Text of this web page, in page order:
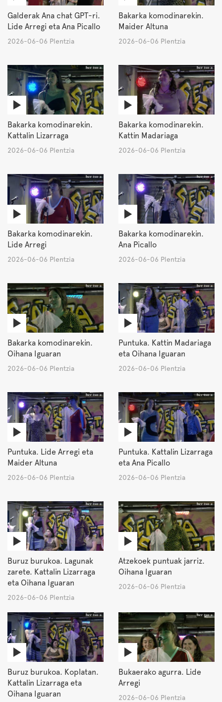
Galderak Ana chat GPT-ri.
Lide Arregi eta Ana Picallo
2026-06-06 Plentzia
Bakarka komodinarekin.
Maider Altuna
2026-06-06 Plentzia
Bakarka komodinarekin.
Kattalin Lizarraga
2026-06-06 Plentzia
Bakarka komodinarekin.
Kattin Madariaga
2026-06-06 Plentzia
Bakarka komodinarekin.
Lide Arregi
2026-06-06 Plentzia
Bakarka komodinarekin.
Ana Picallo
2026-06-06 Plentzia
Bakarka komodinarekin.
Oihana Iguaran
2026-06-06 Plentzia
Puntuka. Kattin Madariaga
eta Oihana Iguaran
2026-06-06 Plentzia
Puntuka. Lide Arregi eta
Maider Altuna
2026-06-06 Plentzia
Puntuka. Kattalin Lizarraga
eta Ana Picallo
2026-06-06 Plentzia
Buruz burukoa. Lagunak
zarete. Kattalin Lizarraga
eta Oihana Iguaran
2026-06-06 Plentzia
Atzekoek puntuak jarriz.
Oihana Iguaran
2026-06-06 Plentzia
Buruz burukoa. Koplatan.
Kattalin Lizarraga eta
Oihana Iguaran
Bukaerako agurra. Lide
Arregi
2026-06-06 Plentzia